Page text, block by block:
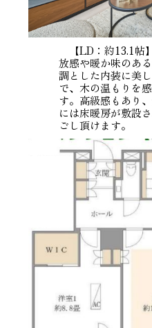
【LD：約13.1帖
放感や暖か味のあ
調とした内装に美
で、木の温もりを
す。高級感もあり
には床暖房が敷設
ごし頂けます。